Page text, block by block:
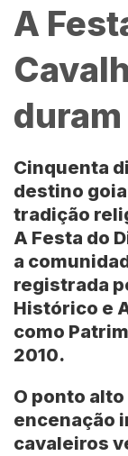
A
Cinquenta
destino
tradição
A Festa do
a
registrada
Histórico e
como
2010.
O ponto alto
encenação
cavaleiros